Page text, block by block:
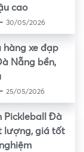
cao
30/05/2026
hàng xe đạp
Nẵng bền,
25/05/2026
Pickleball Đà
lượng, giá tốt